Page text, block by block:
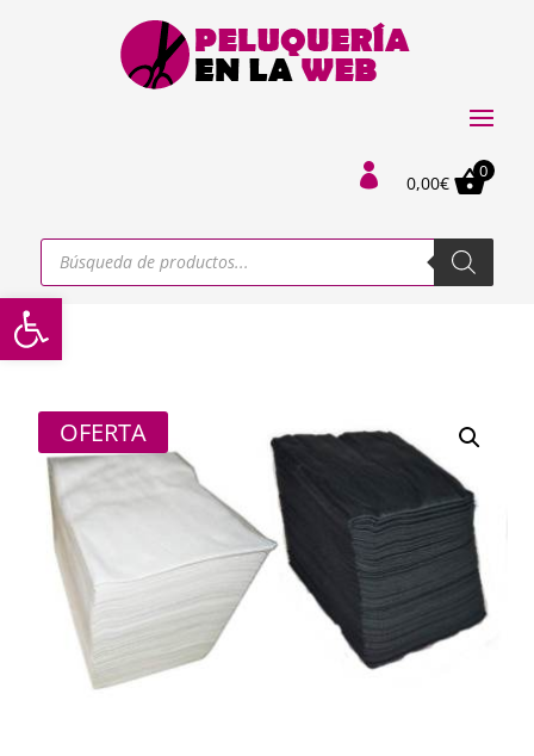
Abrir barra de herramientas
 0,00€
0
Búsqueda
productos
OFERTA